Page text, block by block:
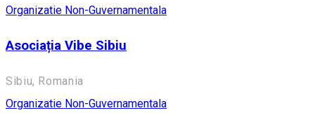
Organizatie Non-Guvernamentala
Asociația Vibe Sibiu
Sibiu, Romania
Organizatie Non-Guvernamentala